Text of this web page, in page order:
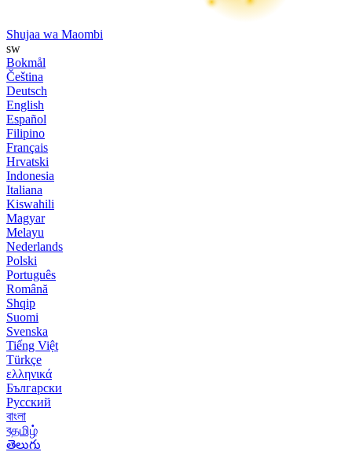
Shujaa wa Maombi
sw
Bokmål
Čeština
Deutsch
English
Español
Filipino
Français
Hrvatski
Indonesia
Italiana
Kiswahili
Magyar
Melayu
Nederlands
Polski
Português
Română
Shqip
Suomi
Svenska
Tiếng Việt
Türkçe
ελληνικά
Български
Русский
বাংলা
বதமிழ்
తెలుగు